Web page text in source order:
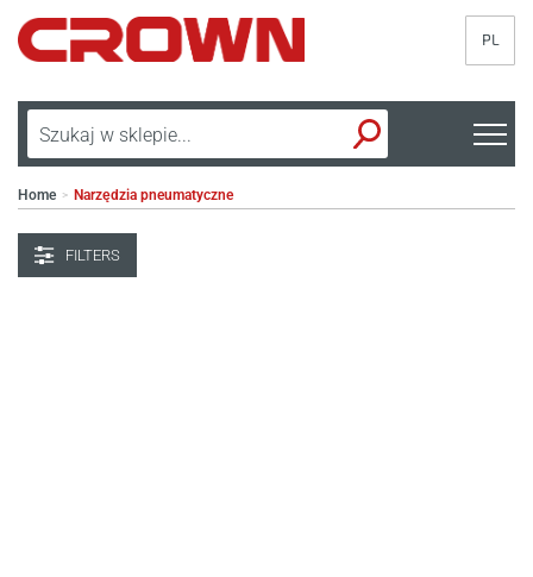
PL
Home > Narzędzia pneumatyczne
FILTERS